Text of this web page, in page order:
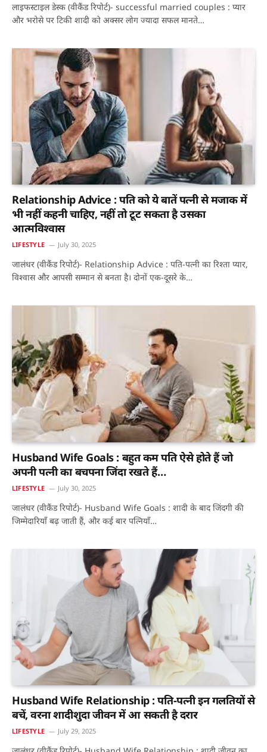
लाइफस्टाइल डेस्क (वीकैंड रिपोर्ट)- successful married couples : प्यार
और भरोसे पर टिकी शादी को अक्सर लोग ज्यादा सफल मानते…
Relationship Advice : पति को ये बातें पत्नी से मजाक में
भी नहीं कहनी चाहिए, नहीं तो टूट सकता है उसका
आत्मविश्वास
LIFESTYLE July 30, 2025
जालंधर (वीकैंड रिपोर्ट)- Relationship Advice : पति-पत्नी का रिश्ता प्यार,
विश्वास और आपसी सम्मान से बनता है। दोनों एक-दूसरे के…
Husband Wife Goals : बहुत कम पति ऐसे होते हैं जो
अपनी पत्नी का बचपना जिंदा रखते हैं…
LIFESTYLE July 30, 2025
जालंधर (वीकैंड रिपोर्ट)- Husband Wife Goals : शादी के बाद जिंदगी की
जिम्मेदारियाँ बढ़ जाती हैं, और कई बार पत्नियाँ…
Husband Wife Relationship : पति-पत्नी इन गलतियों से
बचें, वरना शादीशुदा जीवन में आ सकती है दरार
LIFESTYLE July 29, 2025